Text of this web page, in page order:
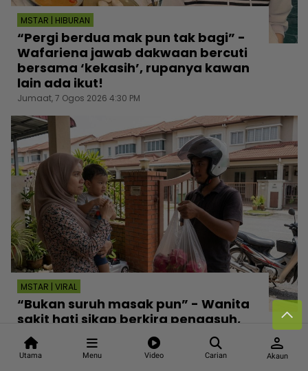
Utama Menu Video Carian
person
Akaun
MSTAR | HIBURAN
“Pergi berdua mak pun tak bagi” -
Wafariena jawab dakwaan bercuti
bersama ‘kekasih’, rupanya kawan
lain ada ikut!
Jumaat, 7 Ogos 2026 4:30 PM
MSTAR | VIRAL
“Bukan suruh masak pun” - Wanita
sakit hati sikap berkira pengasuh,
enggan tolong lenyekkan buah
untuk anak